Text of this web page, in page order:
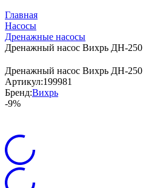
Главная
Насосы
Дренажные насосы
Дренажный насос Вихрь ДН-250
Дренажный насос Вихрь ДН-250
Артикул:199981
Бренд:Вихрь
-9%